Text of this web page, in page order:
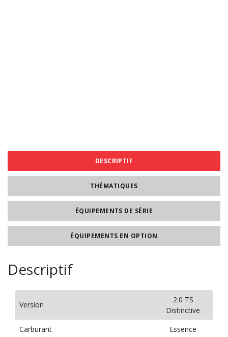
DESCRIPTIF
THÉMATIQUES
ÉQUIPEMENTS DE SÉRIE
ÉQUIPEMENTS EN OPTION
Descriptif
Version
2.0 TS
Distinctive
Carburant
Essence